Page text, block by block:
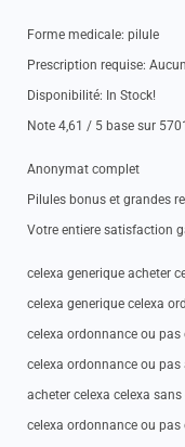
Forme medicale: pilule
Prescription requise:
Disponibilité: In Stock!
Note 4,61 / 5 base sur
Anonymat complet
Pilules bonus et grandes
Votre entiere satisfaction
celexa generique acheter
celexa generique celexa
celexa ordonnance ou pas
celexa ordonnance ou pas
acheter celexa celexa
celexa ordonnance ou